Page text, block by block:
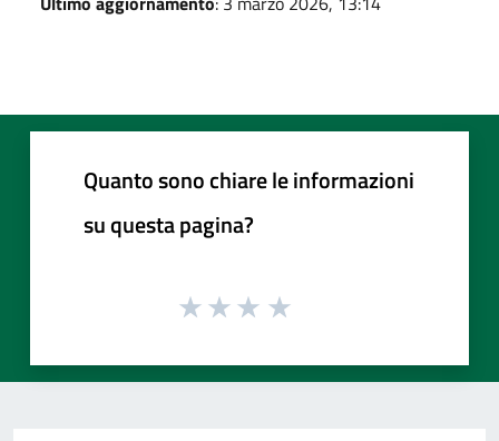
Quanto sono chiare le informazioni
su questa pagina?